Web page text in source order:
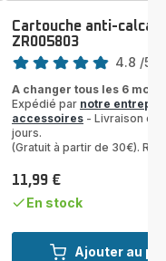
Ajouter au
Cartouche anti-
ZR005803
Note
4.8 /5
A changer tous les 6 mois
Expédié par notre entrepôt
accessoires - Livraison de
jours.
(Gratuit à partir de 30€).
Prix
11,99 €
En stock